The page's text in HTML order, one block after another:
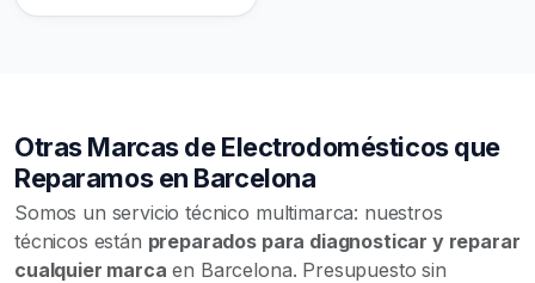
Otras Marcas de Electrodomésticos que
Reparamos en Barcelona
Somos un servicio técnico multimarca: nuestros
técnicos están preparados para diagnosticar y reparar
cualquier marca en Barcelona. Presupuesto sin